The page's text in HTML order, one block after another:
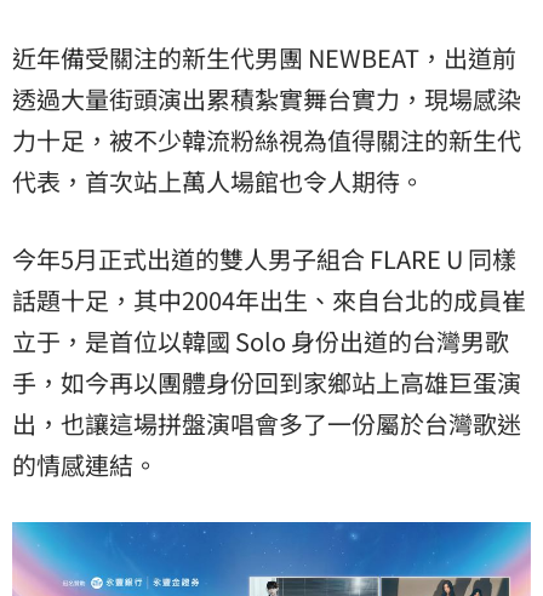
近年備受關注的新生代男團 NEWBEAT，出道前
透過大量街頭演出累積紮實舞台實力，現場感染
力十足，被不少韓流粉絲視為值得關注的新生代
代表，首次站上萬人場館也令人期待。
今年5月正式出道的雙人男子組合 FLARE U 同樣
話題十足，其中2004年出生、來自台北的成員崔
立于，是首位以韓國 Solo 身份出道的台灣男歌
手，如今再以團體身份回到家鄉站上高雄巨蛋演
出，也讓這場拼盤演唱會多了一份屬於台灣歌迷
的情感連結。